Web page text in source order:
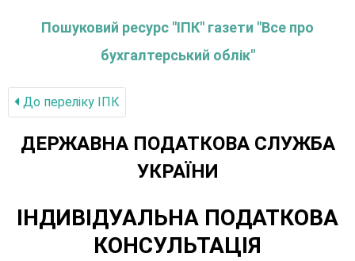
Пошуковий ресурс "ІПК" газети "Все про
бухгалтерський облік"
До переліку IПК
ДЕРЖАВНА ПОДАТКОВА СЛУЖБА
УКРАЇНИ
ІНДИВІДУАЛЬНА ПОДАТКОВА
КОНСУЛЬТАЦІЯ